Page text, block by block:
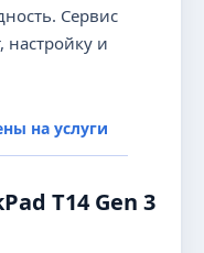
Сервис
настройку и
на услуги
T14 Gen 3